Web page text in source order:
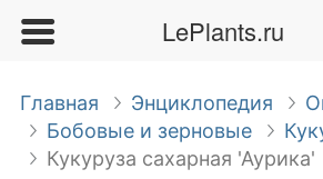
LePlants.ru
Главная Энциклопедия
Бобовые и зерновые
Кукуруза сахарная 'Аурика'